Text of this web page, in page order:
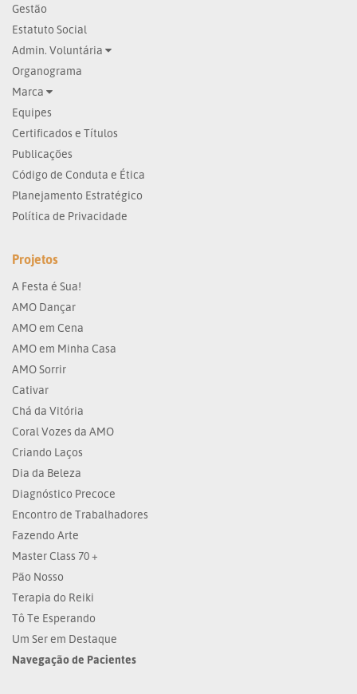
Gestão
Estatuto Social
Admin. Voluntária
Organograma
Marca
Equipes
Certificados e Títulos
Publicações
Código de Conduta e Ética
Planejamento Estratégico
Política de Privacidade
Projetos
A Festa é Sua!
AMO Dançar
AMO em Cena
AMO em Minha Casa
AMO Sorrir
Cativar
Chá da Vitória
Coral Vozes da AMO
Criando Laços
Dia da Beleza
Diagnóstico Precoce
Encontro de Trabalhadores
Fazendo Arte
Master Class 70 +
Pão Nosso
Terapia do Reiki
Tô Te Esperando
Um Ser em Destaque
Navegação de Pacientes